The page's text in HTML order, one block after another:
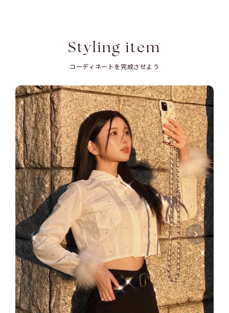
Styling item
コーディネートを完成させよう